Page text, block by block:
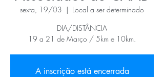
sexta, 19/03
  |
Local a ser determinado
DIA/DISTÂNCIA
19 a 21 de Março / 5km e 10km.
A inscrição está encerrada